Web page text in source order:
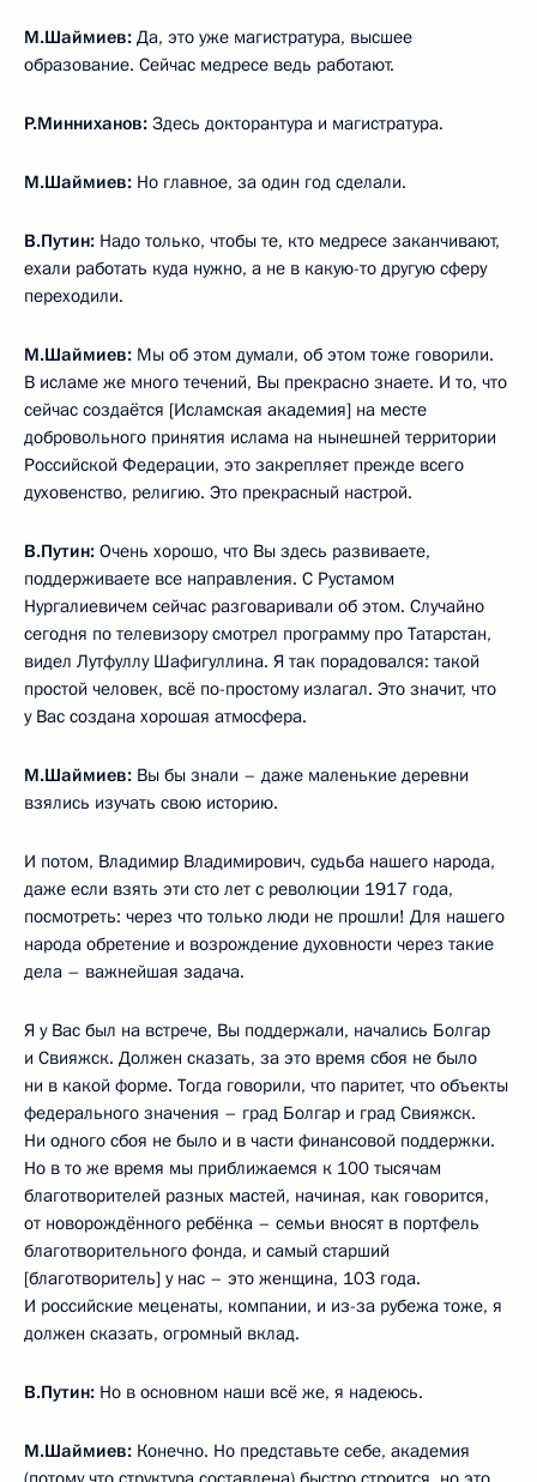
М.Шаймиев: Да, это уже магистратура, высшее
образование. Сейчас медресе ведь работают.
Р.Минниханов: Здесь докторантура и магистратура.
М.Шаймиев: Но главное, за один год сделали.
В.Путин: Надо только, чтобы те, кто медресе заканчивают,
ехали работать куда нужно, а не в какую-то другую сферу
переходили.
М.Шаймиев: Мы об этом думали, об этом тоже говорили.
В исламе же много течений, Вы прекрасно знаете. И то, что
сейчас создаётся [Исламская академия] на месте
добровольного принятия ислама на нынешней территории
Российской Федерации, это закрепляет прежде всего
духовенство, религию. Это прекрасный настрой.
В.Путин: Очень хорошо, что Вы здесь развиваете,
поддерживаете все направления. С Рустамом
Нургалиевичем сейчас разговаривали об этом. Случайно
сегодня по телевизору смотрел программу про Татарстан,
видел Лутфуллу Шафигуллина. Я так порадовался: такой
простой человек, всё по-простому излагал. Это значит, что
у Вас создана хорошая атмосфера.
М.Шаймиев: Вы бы знали – даже маленькие деревни
взялись изучать свою историю.
И потом, Владимир Владимирович, судьба нашего народа,
даже если взять эти сто лет с революции 1917 года,
посмотреть: через что только люди не прошли! Для нашего
народа обретение и возрождение духовности через такие
дела – важнейшая задача.
Я у Вас был на встрече, Вы поддержали, начались Болгар
и Свияжск. Должен сказать, за это время сбоя не было
ни в какой форме. Тогда говорили, что паритет, что объекты
федерального значения – град Болгар и град Свияжск.
Ни одного сбоя не было и в части финансовой поддержки.
Но в то же время мы приближаемся к 100 тысячам
благотворителей разных мастей, начиная, как говорится,
от новорождённого ребёнка – семьи вносят в портфель
благотворительного фонда, и самый старший
[благотворитель] у нас – это женщина, 103 года.
И российские меценаты, компании, и из-за рубежа тоже, я
должен сказать, огромный вклад.
В.Путин: Но в основном наши всё же, я надеюсь.
М.Шаймиев: Конечно. Но представьте себе, академия